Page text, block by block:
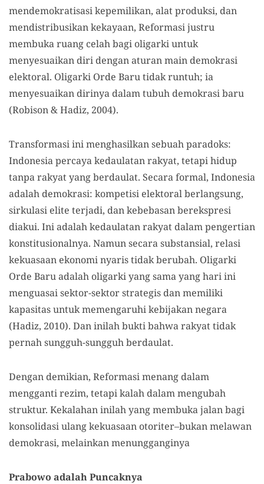
mendemokratisasi kepemilikan, alat produksi, dan
mendistribusikan kekayaan, Reformasi justru
membuka ruang celah bagi oligarki untuk
menyesuaikan diri dengan aturan main demokrasi
elektoral. Oligarki Orde Baru tidak runtuh; ia
menyesuaikan dirinya dalam tubuh demokrasi baru
(Robison & Hadiz, 2004).
Transformasi ini menghasilkan sebuah paradoks:
Indonesia percaya kedaulatan rakyat, tetapi hidup
tanpa rakyat yang berdaulat. Secara formal, Indonesia
adalah demokrasi: kompetisi elektoral berlangsung,
sirkulasi elite terjadi, dan kebebasan berekspresi
diakui. Ini adalah kedaulatan rakyat dalam pengertian
konstitusionalnya. Namun secara substansial, relasi
kekuasaan ekonomi nyaris tidak berubah. Oligarki
Orde Baru adalah oligarki yang sama yang hari ini
menguasai sektor-sektor strategis dan memiliki
kapasitas untuk memengaruhi kebijakan negara
(Hadiz, 2010). Dan inilah bukti bahwa rakyat tidak
pernah sungguh-sungguh berdaulat.
Dengan demikian, Reformasi menang dalam
mengganti rezim, tetapi kalah dalam mengubah
struktur. Kekalahan inilah yang membuka jalan bagi
konsolidasi ulang kekuasaan otoriter–bukan melawan
demokrasi, melainkan menungganginya
Prabowo adalah Puncaknya